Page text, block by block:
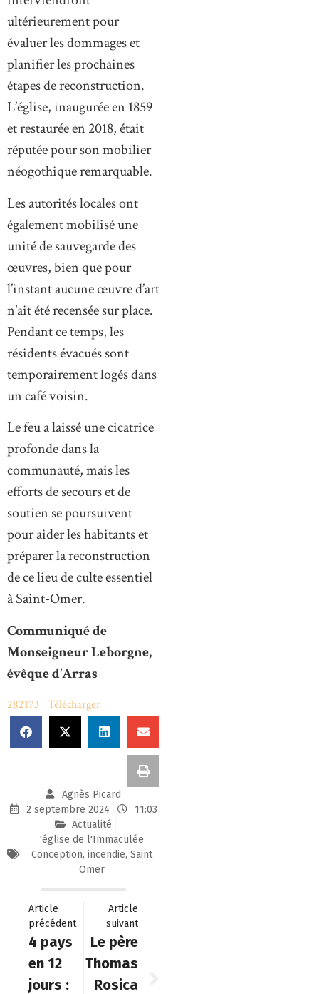
ultérieurement pour
évaluer les dommages et
planifier les prochaines
étapes de reconstruction.
L’église, inaugurée en 1859
et restaurée en 2018, était
réputée pour son mobilier
néogothique remarquable.
Les autorités locales ont
également mobilisé une
unité de sauvegarde des
œuvres, bien que pour
l’instant aucune œuvre d’art
n’ait été recensée sur place.
Pendant ce temps, les
résidents évacués sont
temporairement logés dans
un café voisin.
Le feu a laissé une cicatrice
profonde dans la
communauté, mais les
efforts de secours et de
soutien se poursuivent
pour aider les habitants et
préparer la reconstruction
de ce lieu de culte essentiel
à Saint-Omer.
Communiqué de
Monseigneur Leborgne,
évêque d’Arras
282173 Télécharger
Agnès Picard
2 septembre 2024
11:03
Actualité
'église de l'Immaculée
Conception, incendie, Saint
Omer
Article
précédent
4 pays
en 12
jours :
Article
suivant
Le père
Thomas
Rosica